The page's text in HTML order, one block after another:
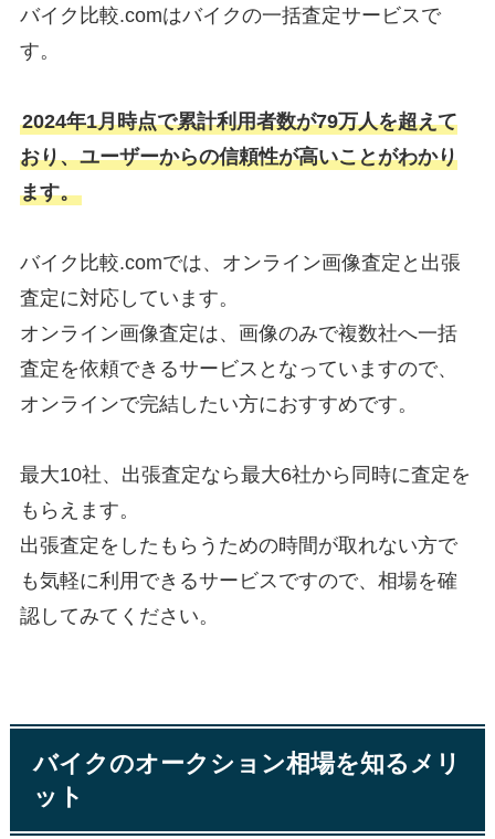
バイク比較.comはバイクの一括査定サービスで
す。
2024年1月時点で累計利用者数が79万人を超えて
おり、ユーザーからの信頼性が高いことがわかり
ます。
バイク比較.comでは、オンライン画像査定と出張
査定に対応しています。
オンライン画像査定は、画像のみで複数社へ一括
査定を依頼できるサービスとなっていますので、
オンラインで完結したい方におすすめです。
最大10社、出張査定なら最大6社から同時に査定を
もらえます。
出張査定をしたもらうための時間が取れない方で
も気軽に利用できるサービスですので、相場を確
認してみてください。
バイクのオークション相場を知るメリ
ット